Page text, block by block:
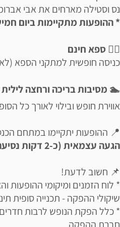
נס וסטילה מארחים את אבי
* ההופעות מתקיימות ביום
💆‍♀️ ספא חינם
כניסה חופשית למתקני הספא (לא
🏊 מסיבות בריכה ורחצה לילית
אווירת חופש ובילוי לאורך כל
📍 ההופעות יתקיימו במתחם
הגעה עצמאית (כ-2 דקות נסיעה מהמלון)
📌 חשוב לדעת!
* לוח הזמנים ומיקומי ההופעות
שיקולי ההפקה - תכנייה סופית
* כלל הפקת הנופש לרבות